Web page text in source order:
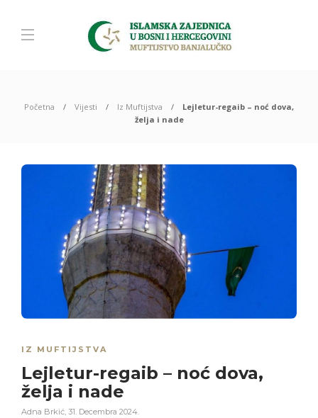
Početna Vijesti Iz Muftijstva
Lejletur-regaib – noć dova,
želja i nade
IZ MUFTIJSTVA
Lejletur-regaib – noć dova,
želja i nade
Adna Brkić, 31. Decembra 2024.